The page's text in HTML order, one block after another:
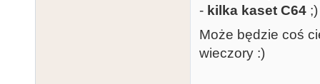
- kilka kaset C64 ;)
Może będzie coś
wieczory :)